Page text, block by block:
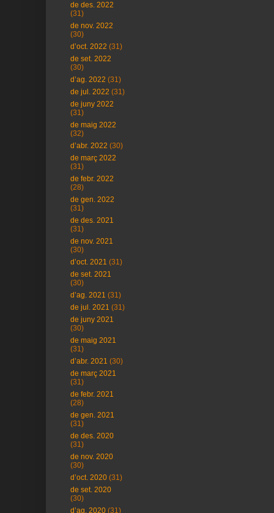
de des. 2022
(31)
de nov. 2022
(30)
d’oct. 2022 (31)
de set. 2022
(30)
d’ag. 2022 (31)
de jul. 2022 (31)
de juny 2022
(31)
de maig 2022
(32)
d’abr. 2022 (30)
de març 2022
(31)
de febr. 2022
(28)
de gen. 2022
(31)
de des. 2021
(31)
de nov. 2021
(30)
d’oct. 2021 (31)
de set. 2021
(30)
d’ag. 2021 (31)
de jul. 2021 (31)
de juny 2021
(30)
de maig 2021
(31)
d’abr. 2021 (30)
de març 2021
(31)
de febr. 2021
(28)
de gen. 2021
(31)
de des. 2020
(31)
de nov. 2020
(30)
d’oct. 2020 (31)
de set. 2020
(30)
d’ag. 2020 (31)